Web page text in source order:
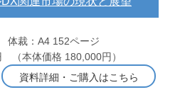
体裁：A4 152ページ
（本体価格 180,000円）
資料詳細・ご購入はこちら